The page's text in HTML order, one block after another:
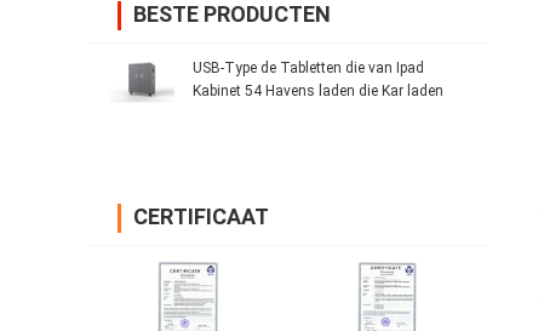
BESTE PRODUCTEN
USB-Type de Tabletten die van Ipad
Kabinet 54 Havens laden die Kar laden
CERTIFICAAT